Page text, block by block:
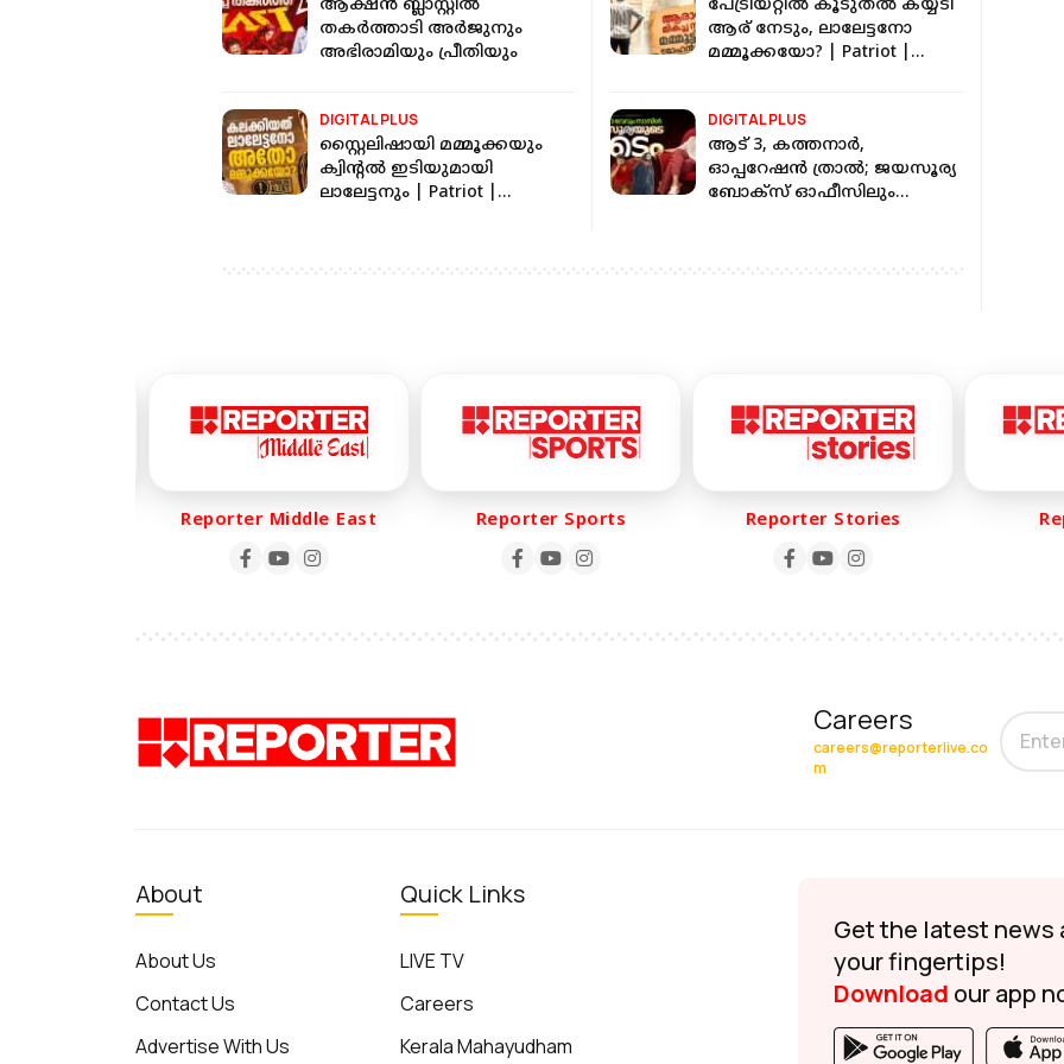
ആക്ഷന്‍ ബ്ലാസ്റ്റില്‍
തകര്‍ത്താടി അര്‍ജുനും
അഭിരാമിയും പ്രീതിയും
പേട്രിയറ്റിൽ കൂടുതൽ കയ്യടി
ആര് നേടും, ലാലേട്ടനോ
മമ്മൂക്കയോ? | Patriot |
DIGITAL PLUS
സ്റ്റൈലിഷായി മമ്മൂക്കയും
ക്വിന്റൽ ഇടിയുമായി
ലാലേട്ടനും | Patriot |
DIGITAL PLUS
ആട് 3, കത്തനാർ,
ഓപ്പറേഷൻ ത്രാൽ; ജയസൂര്യ
ബോക്സ് ഓഫീസിലും
Reporter Middle East Reporter Sports Reporter Stories
Careers
careers@reporterlive.co
m
About
About Us
Contact Us
Advertise With Us
Quick Links
LIVE TV
Careers
Kerala Mahayudham
Get the latest news
your fingertips!
Download our app